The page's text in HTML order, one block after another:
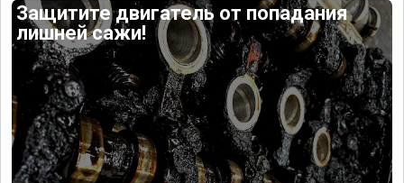
Защитите двигатель от попадания
лишней сажи!